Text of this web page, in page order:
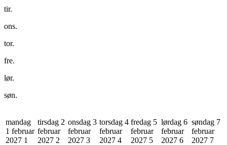
tir.
ons.
tor.
fre.
lør.
søn.
mandag
1 februar
2027 1
tirsdag 2
februar
2027 2
onsdag 3
februar
2027 3
torsdag 4
februar
2027 4
fredag 5
februar
2027 5
lørdag 6
februar
2027 6
søndag 7
februar
2027 7